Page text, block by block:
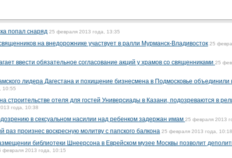
попал снаряд 25 февраля 2013 года, 13:35
на внедорожнике участвует в ралли Мурманск-Владивосток 25
ввести обязательное согласование акций у храмов со священниками 25
лидера Дагестана и похищение бизнесмена в Подмосковье объединили
10:55
строительстве отеля для гостей Универсиады в Казани, подозреваются в
года, 10:38
в сексуальном насилии над ребенком задержан имам 25 февраля 2013
раз произнес воскресную молитву с папского балкона 25 февраля 2013 года, 10:18
библиотеки Шнеерсона в Еврейском музее Москвы позволит
февраля 2013 года, 10:15